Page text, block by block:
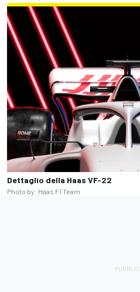
Dettaglio della Haas VF-22
Photo by: Haas F1 Team